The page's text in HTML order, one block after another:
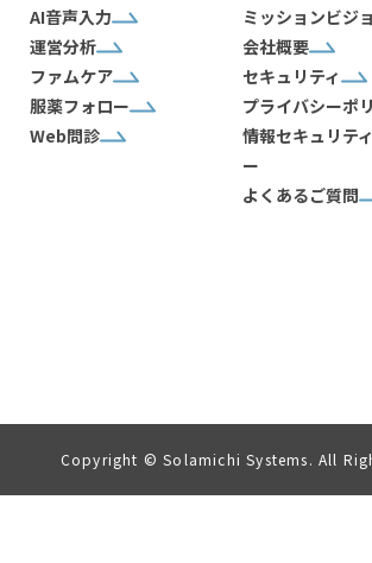
AI音声入力
運営分析
ファムケア
服薬フォロー
Web問診
ミッションビジ
会社概要
セキュリティ
プライバシーポ
情報セキュリテ
ー
よくあるご質問
Copyright © Solamichi Systems. All